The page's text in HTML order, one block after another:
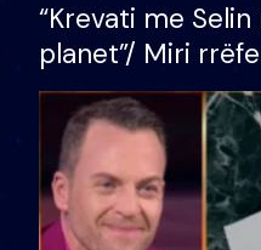
“Krevati me
planet”/ Miri
bukura në
mungojë zilja e